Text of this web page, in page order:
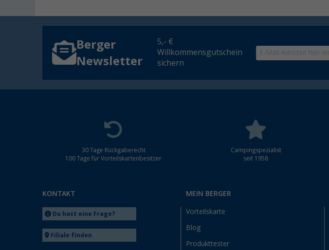
Berger
Newsletter
5,- €
Willkommensgutschein
sichern
30 Tage Rückgaberecht
100 Tage für Vorteilskartenbesitzer
Campingspezialist
seit 1958
KONTAKT
Du hast eine Frage?
Filiale finden
MEIN BERGER
Vorteilskarte
Blog
Produkttester